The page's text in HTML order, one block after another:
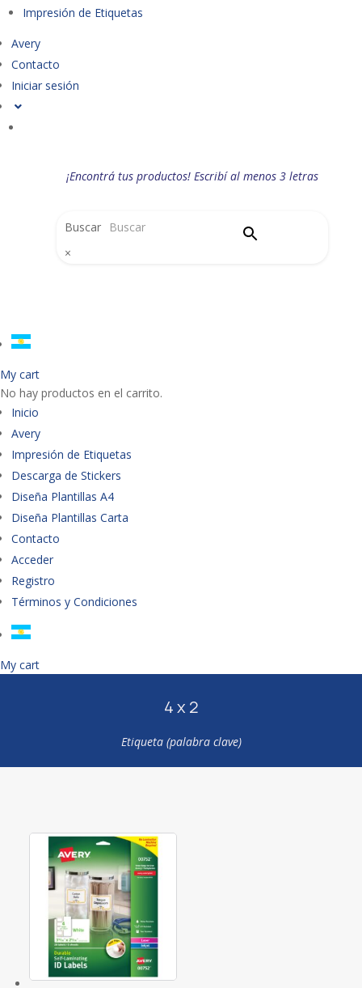
Impresión de Etiquetas
Avery
Contacto
Iniciar sesión
¡Encontrá tus productos! Escribí al menos 3 letras
Buscar
×
My cart
No hay productos en el carrito.
Inicio
Avery
Impresión de Etiquetas
Descarga de Stickers
Diseña Plantillas A4
Diseña Plantillas Carta
Contacto
Acceder
Registro
Términos y Condiciones
My cart
4 x 2
Etiqueta (palabra clave)